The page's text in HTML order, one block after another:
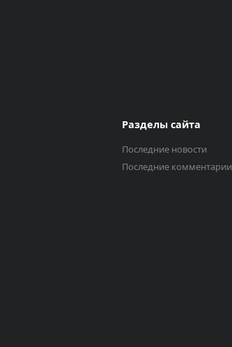
Разделы сайта
Последние новости
Последние комментарии